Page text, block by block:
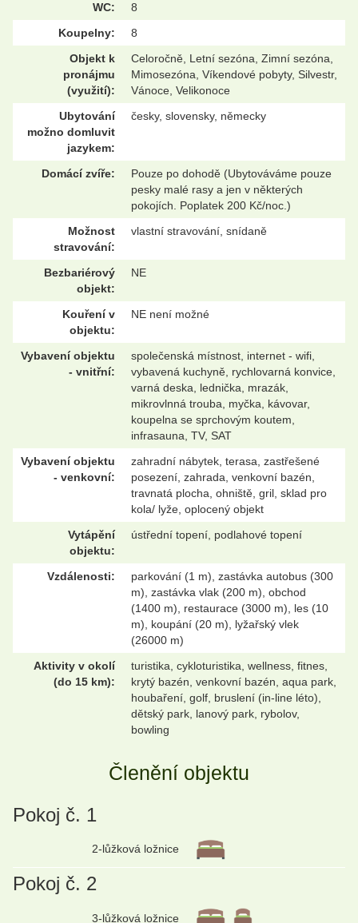
WC:
8
Koupelny:
8
Objekt k
pronájmu
(využití):
Celoročně, Letní sezóna, Zimní sezóna,
Mimosezóna, Víkendové pobyty, Silvestr,
Vánoce, Velikonoce
Ubytování
možno domluvit
jazykem:
česky, slovensky, německy
Domácí zvíře:
Pouze po dohodě (Ubytováváme pouze
pesky malé rasy a jen v některých
pokojích. Poplatek 200 Kč/noc.)
Možnost
stravování:
vlastní stravování, snídaně
Bezbariérový
objekt:
NE
Kouření v
objektu:
NE není možné
Vybavení objektu
- vnitřní:
společenská místnost, internet - wifi,
vybavená kuchyně, rychlovarná konvice,
varná deska, lednička, mrazák,
mikrovlnná trouba, myčka, kávovar,
koupelna se sprchovým koutem,
infrasauna, TV, SAT
Vybavení objektu
- venkovní:
zahradní nábytek, terasa, zastřešené
posezení, zahrada, venkovní bazén,
travnatá plocha, ohniště, gril, sklad pro
kola/ lyže, oplocený objekt
Vytápění
objektu:
ústřední topení, podlahové topení
Vzdálenosti:
parkování (1 m), zastávka autobus (300
m), zastávka vlak (200 m), obchod
(1400 m), restaurace (3000 m), les (10
m), koupání (20 m), lyžařský vlek
(26000 m)
Aktivity v okolí
(do 15 km):
turistika, cykloturistika, wellness, fitnes,
krytý bazén, venkovní bazén, aqua park,
houbaření, golf, bruslení (in-line léto),
dětský park, lanový park, rybolov,
bowling
Členění objektu
Pokoj č. 1
2-lůžková ložnice
Pokoj č. 2
3-lůžková ložnice